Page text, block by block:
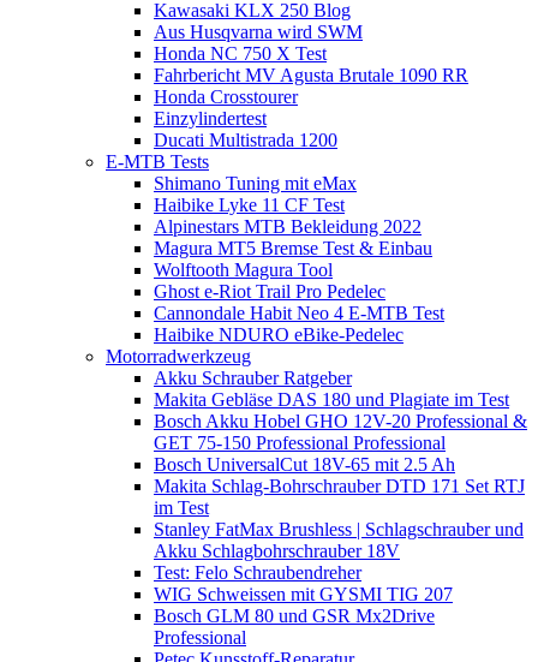
Kawasaki KLX 250 Blog
Aus Husqvarna wird SWM
Honda NC 750 X Test
Fahrbericht MV Agusta Brutale 1090 RR
Honda Crosstourer
Einzylindertest
Ducati Multistrada 1200
E-MTB Tests
Shimano Tuning mit eMax
Haibike Lyke 11 CF Test
Alpinestars MTB Bekleidung 2022
Magura MT5 Bremse Test & Einbau
Wolftooth Magura Tool
Ghost e-Riot Trail Pro Pedelec
Cannondale Habit Neo 4 E-MTB Test
Haibike NDURO eBike-Pedelec
Motorradwerkzeug
Akku Schrauber Ratgeber
Makita Gebläse DAS 180 und Plagiate im Test
Bosch Akku Hobel GHO 12V-20 Professional &
GET 75-150 Professional Professional
Bosch UniversalCut 18V-65 mit 2.5 Ah
Makita Schlag-Bohrschrauber DTD 171 Set RTJ
im Test
Stanley FatMax Brushless | Schlagschrauber und
Akku Schlagbohrschrauber 18V
Test: Felo Schraubendreher
WIG Schweissen mit GYSMI TIG 207
Bosch GLM 80 und GSR Mx2Drive
Professional